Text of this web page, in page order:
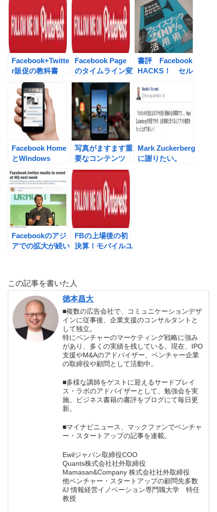
Facebook」もう
後戻りは出来ませ
ん。
からの未来予測 Credits」の雑感
Facebook+Twitte
r販促の教科書
書評
Facebook Page
のタイムライン変
更２ 10のカバー
を選んでご紹介。
書評 Facebook
HACKS！ セル
たい方は是非！
Facebook Home
とWindows
写真がますます重
要なコンテンツ
に! 待ち受け文化
を変える、
Facebook Home
Mark Zuckerberg
に謝りたい。
Facebookのアジ
アでの拡大が続い
FBの上場後の初
決算！モバイルユ
この記事を書いた人
徳本昌大
■複数の広告会社で、コミュニケーションデザ
インに従事後、企業支援のコンサルタントと
して独立。
特にベンチャーのマーケティング戦略に強み
があり、多くの実績を残している。現在、IPO
支援やM&Aのアドバイザー、ベンチャー企業
の取締役や顧問として活動中。
■多様な講師をゲストに迎えるサードプレイ
ス・ラボのアドバイザーとして、勉強会を実
施。ビジネス書籍の書評をブログにて毎日更
新。
■マイナビニュース、マックファンでベンチャ
ー・スタートアップの記事を連載。
Ewilジャパン取締役COO
Quants株式会社社外取締役
Mamasan&Company 株式会社社外取締役
他ベンチャー・スタートアップの顧問先多数
iU 情報経営イノベーション専門職大学 特任
教授